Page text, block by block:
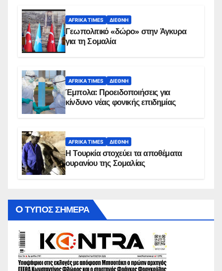
AFRIKA TIMES ΔΙΕΘΝΉ
Γεωπολιτικό «δώρο» στην Άγκυρα
για τη Σομαλία
AFRIKA TIMES ΔΙΕΘΝΉ
Έμπολα: Προειδοποιήσεις για
κίνδυνο νέας φονικής επιδημίας
AFRIKA TIMES ΔΙΕΘΝΉ
Η Τουρκία στοχεύει τα αποθέματα
ουρανίου της Σομαλίας
O ΤΥΠΟΣ ΣΗΜΕΡΑ